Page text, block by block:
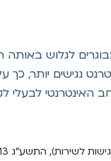
כך על פי מחקר שנערך
לבעלי
לשירות), התשע"ג 2013.